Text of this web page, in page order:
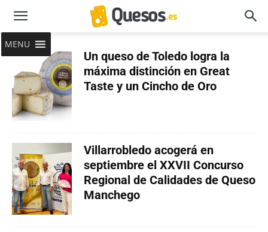
MENU
Un queso de Toledo logra la
máxima distinción en Great
Taste y un Cincho de Oro
Villarrobledo acogerá en
septiembre el XXVII Concurso
Regional de Calidades de Queso
Manchego